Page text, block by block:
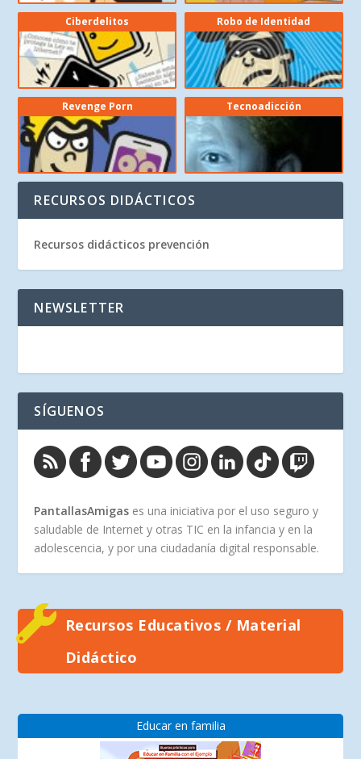
Ciberdelitos Robo de Identidad
Revenge Porn Tecnoadicción
RECURSOS DIDÁCTICOS
Recursos didácticos prevención
NEWSLETTER
SÍGUENOS
PantallasAmigas es una iniciativa por el uso seguro y
saludable de Internet y otras TIC en la infancia y en la
adolescencia, y por una ciudadanía digital responsable.
Recursos Educativos / Material
Didáctico
Educar en familia